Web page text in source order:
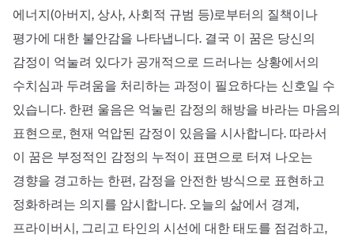
에너지(아버지, 상사, 사회적 규범 등)로부터의 질책이나
평가에 대한 불안감을 나타냅니다. 결국 이 꿈은 당신의
감정이 억눌려 있다가 공개적으로 드러나는 상황에서의
수치심과 두려움을 처리하는 과정이 필요하다는 신호일 수
있습니다. 한편 울음은 억눌린 감정의 해방을 바라는 마음의
표현으로, 현재 억압된 감정이 있음을 시사합니다. 따라서
이 꿈은 부정적인 감정의 누적이 표면으로 터져 나오는
경향을 경고하는 한편, 감정을 안전한 방식으로 표현하고
정화하려는 의지를 암시합니다. 오늘의 삶에서 경계,
프라이버시, 그리고 타인의 시선에 대한 태도를 점검하고,